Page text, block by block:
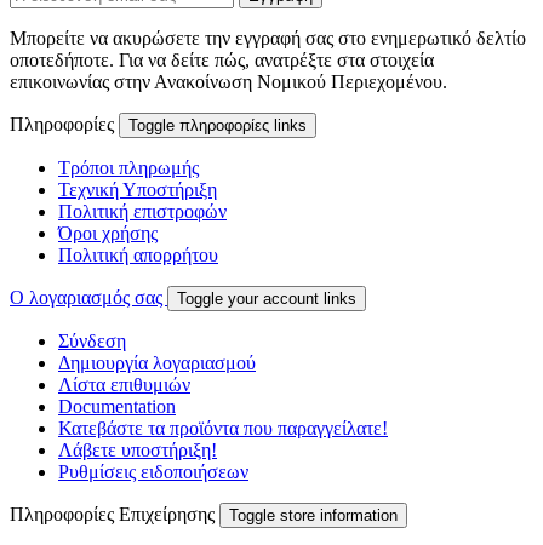
Μπορείτε να ακυρώσετε την εγγραφή σας στο ενημερωτικό δελτίο
οποτεδήποτε. Για να δείτε πώς, ανατρέξτε στα στοιχεία
επικοινωνίας στην Ανακοίνωση Νομικού Περιεχομένου.
Πληροφορίες Toggle πληροφορίες links
Τρόποι πληρωμής
Τεχνική Υποστήριξη
Πολιτική επιστροφών
Όροι χρήσης
Πολιτική απορρήτου
Ο λογαριασμός σας Toggle your account links
Σύνδεση
Δημιουργία λογαριασμού
Λίστα επιθυμιών
Documentation
Κατεβάστε τα προϊόντα που παραγγείλατε!
Λάβετε υποστήριξη!
Ρυθμίσεις ειδοποιήσεων
Πληροφορίες Επιχείρησης Toggle store information